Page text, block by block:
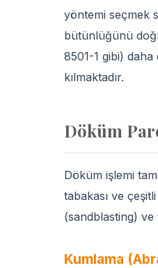
yöntemi seçmek
bütünlüğünü
8501-1 gibi) daha
kılmaktadır.
Döküm
Döküm işlemi
tabakası ve
(sandblasting) ve
Kumlama